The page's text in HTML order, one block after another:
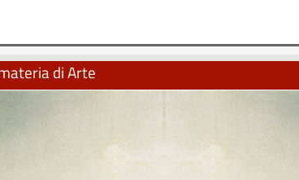
di Arte